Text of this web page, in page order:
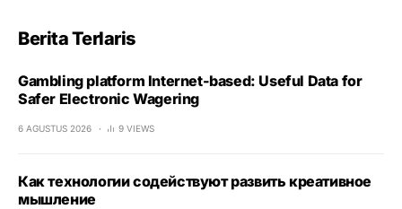
Berita Terlaris
Gambling platform Internet-based: Useful Data for
Safer Electronic Wagering
6 AGUSTUS 2026 9 VIEWS
Как технологии содействуют развить креативное
мышление